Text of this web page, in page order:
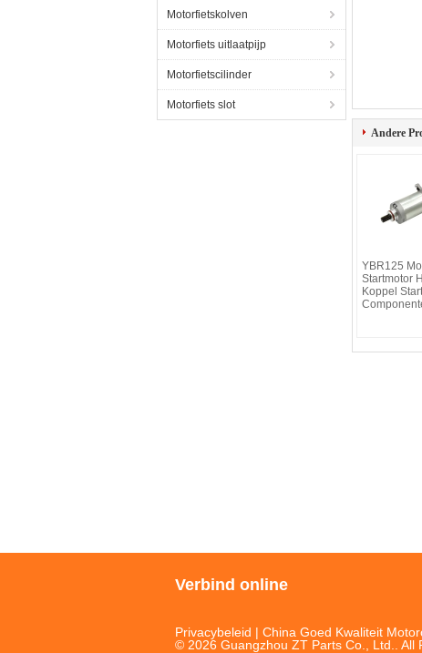
Motorfietskolven
Motorfiets uitlaatpijp
Motorfietscilinder
Motorfiets slot
Andere
YBR125
Startmotor
Koppel
Verbind online
Privacybeleid | China Goed Kwaliteit
© 2026 Guangzhou ZT Parts Co., Ltd.. All